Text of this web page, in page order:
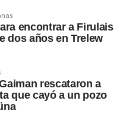
encontrar a Firulais
dos años en Trelew
rescataron a
que cayó a un pozo